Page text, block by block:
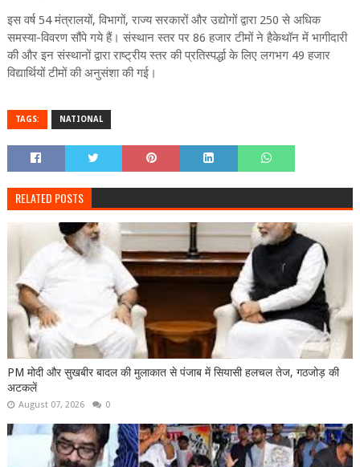
इस वर्ष 54 मंत्रालयों, विभागों, राज्‍य सरकारों और उद्योगों द्वारा 250 से अधिक
समस्‍या-विवरण सौंपे गये हैं। संस्‍थान स्‍तर पर 86 हजार टीमों ने हैकेथॉन में भागीदारी
की और इन संस्‍थानों द्वारा राष्‍ट्रीय स्‍तर की प्रतिस्‍पर्द्धा के लिए लगभग 49 हजार
विद्यार्थियों टीमों की अनुसंशा की गई।
TAGS: NATIONAL
RELATED POSTS
PM मोदी और सुखबीर बादल की मुलाकात से पंजाब में सियासी हलचल तेज, गठजोड़ की
अटकलें
August 07, 2026 0